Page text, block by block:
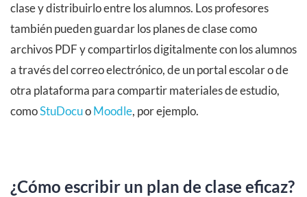
clase y distribuirlo entre los alumnos. Los profesores
también pueden guardar los planes de clase como
archivos PDF y compartirlos digitalmente con los alumnos
a través del correo electrónico, de un portal escolar o de
otra plataforma para compartir materiales de estudio,
comoStuDocuoMoodle, por ejemplo.
¿Cómo escribir un plan de clase eficaz?